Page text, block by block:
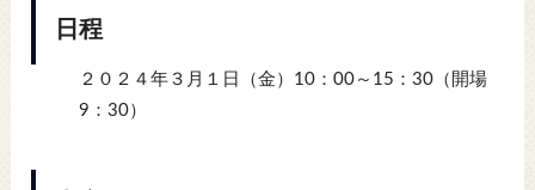
日程
２０２４年３月１日（金）10：00～15：30（開場
9：30）